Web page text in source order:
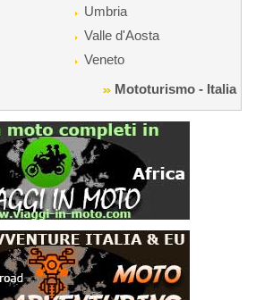
Umbria
Valle d'Aosta
Veneto
Mototurismo - Italia